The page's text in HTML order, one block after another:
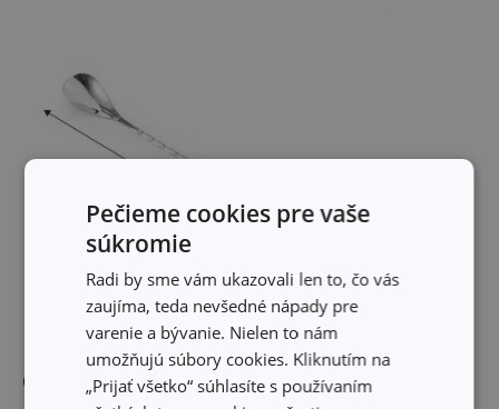
Ostatné parametre
Pečieme cookies pre vaše
súkromie
Radi by sme vám ukazovali len to, čo vás
zaujíma, teda nevšedné nápady pre
varenie a bývanie. Nielen to nám
umožňujú súbory cookies. Kliknutím na
„Prijať všetko“ súhlasíte s používaním